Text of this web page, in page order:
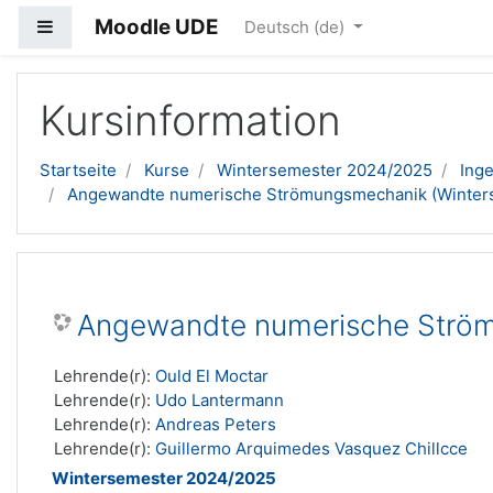
Website-Übersicht
Moodle UDE Deutsch ‎(de)‎
Kursinformation
Startseite Kurse Wintersemester 2024/2025
Angewandte numerische Strömungsmechanik
Angewandte numerische
Lehrende(r): Ould El Moctar
Lehrende(r): Udo Lantermann
Lehrende(r): Andreas Peters
Lehrende(r): Guillermo Arquimedes Vasquez Chillcce
Wintersemester 2024/2025